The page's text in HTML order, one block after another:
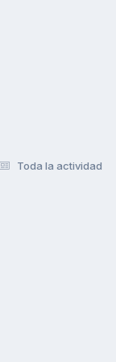
Toda la actividad